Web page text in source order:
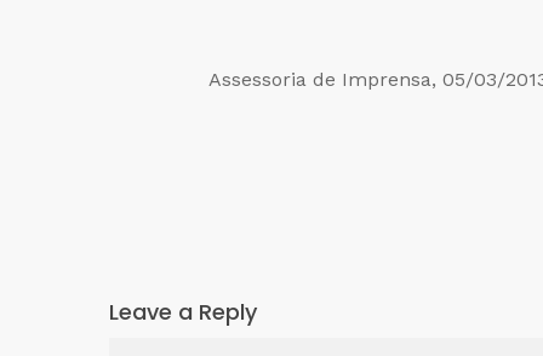
Assessoria de Imprensa, 05/03/
Leave a Reply